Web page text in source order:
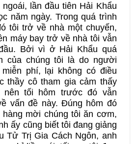
lần đầu tiên Hải Khẩu
năm ngày. Trong quá trình
tôi trở về nhà một chuyến,
máy bay trở về nhà tôi vẫn
Bởi vì ở Hải Khẩu quá
của chúng tôi là do người
phí, lại không có điều
thầy cô tham gia cảm thấy
nên tối hôm trước đó vẫn
vấn đề này. Đúng hôm đó
mời chúng tôi ăn cơm,
ấy cũng biết tôi đang giảng
Tử Trị Gia Cách Ngôn, anh